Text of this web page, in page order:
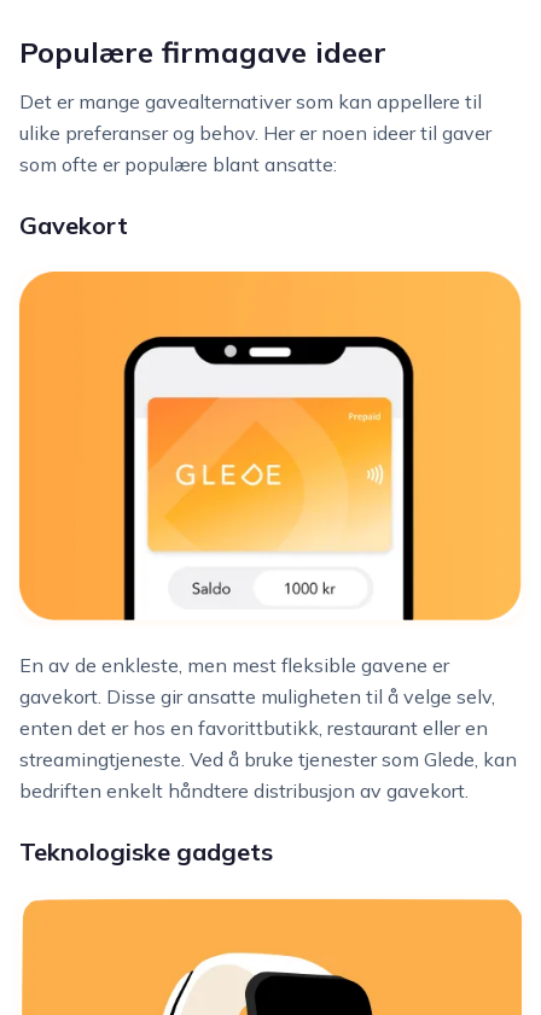
Populære firmagave ideer
Det er mange gavealternativer som kan appellere til
ulike preferanser og behov. Her er noen ideer til gaver
som ofte er populære blant ansatte:
Gavekort
En av de enkleste, men mest fleksible gavene er
gavekort. Disse gir ansatte muligheten til å velge selv,
enten det er hos en favorittbutikk, restaurant eller en
streamingtjeneste. Ved å bruke tjenester som Glede, kan
bedriften enkelt håndtere distribusjon av gavekort.
Teknologiske gadgets